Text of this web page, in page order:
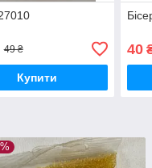
49 ₴
Купити
40